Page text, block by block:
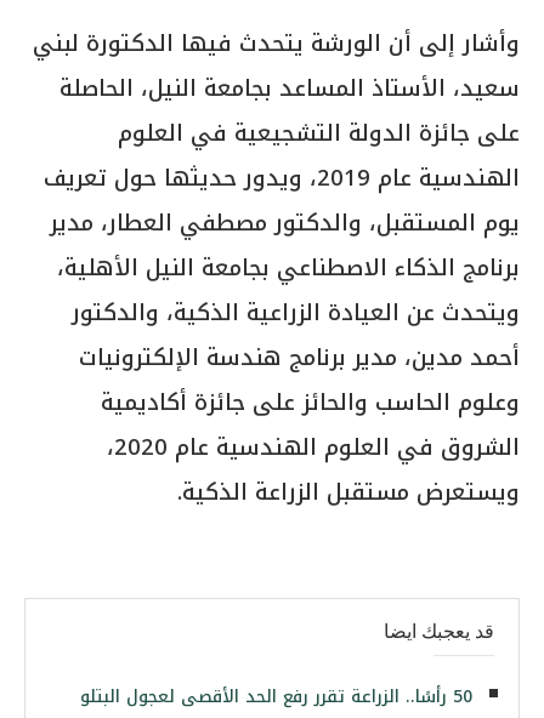
وأشار إلى أن الورشة يتحدث فيها الدكتورة لبني
سعيد، الأستاذ المساعد بجامعة النيل، الحاصلة
على جائزة الدولة التشجيعية في العلوم
الهندسية عام 2019، ويدور حديثها حول تعريف
يوم المستقبل، والدكتور مصطفي العطار، مدير
برنامج الذكاء الاصطناعي بجامعة النيل الأهلية،
ويتحدث عن العيادة الزراعية الذكية، والدكتور
أحمد مدين، مدير برنامج هندسة الإلكترونيات
وعلوم الحاسب والحائز على جائزة أكاديمية
الشروق في العلوم الهندسية عام 2020،
ويستعرض مستقبل الزراعة الذكية.
قد يعجبك ايضا
50 رأسًا.. الزراعة تقرر رفع الحد الأقصى لعجول البتلو